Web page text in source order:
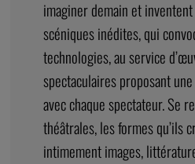
imaginer demain et
scéniques inédites, qui
technologies, au service
spectaculaires proposant
avec chaque spectateur. Se
théâtrales, les formes qu’ils
intimement images,